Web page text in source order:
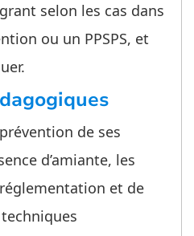
selon les cas dans
ou un PPSPS, et
de ses
d’amiante, les
et de